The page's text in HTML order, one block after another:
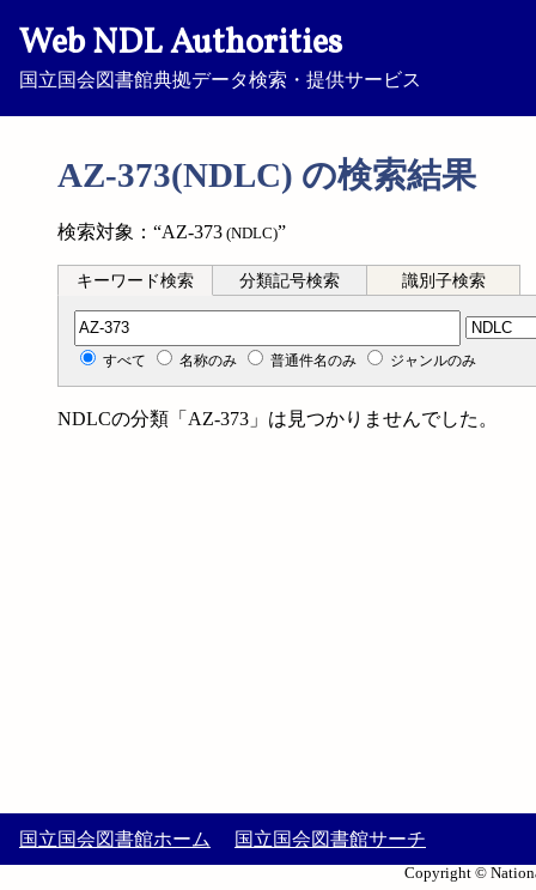
Web NDL Authorities
国立国会図書館典拠データ検索・提供サービス
AZ-373(NDLC) の検索結果
検索対象：“AZ-373 (NDLC)”
キーワード検索 分類記号検索 識別子検索
分類記号検索
すべて 名称のみ 普通件名のみ ジャンルのみ
NDLCの分類「AZ-373」は見つかりませんでした。
国立国会図書館ホーム 国立国会図書館サーチ
Copyright ©